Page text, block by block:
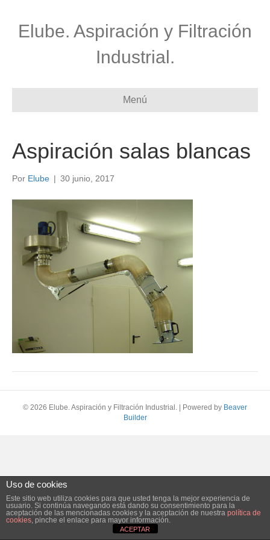
Elube. Aspiración y Filtración
Industrial.
Menú
Aspiración salas blancas
Por Elube | 30 junio, 2017
© 2026 Elube. Aspiración y Filtración Industrial. Powered by Beaver
Builder
Uso de cookies
Este sitio web utiliza cookies para que usted tenga la mejor experiencia de
usuario. Si continúa navegando está dando su consentimiento para la
aceptación de las mencionadas cookies y la aceptación de nuestra política de
cookies, pinche el enlace para mayor información.
ACEPTAR